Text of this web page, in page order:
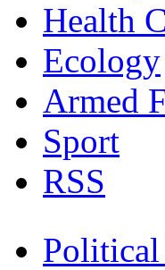
Health
Ecology
Armed
Sport
RSS
Political